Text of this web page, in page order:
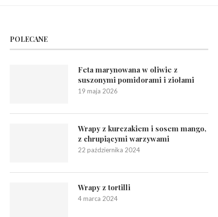
POLECANE
Feta marynowana w oliwie z
suszonymi pomidorami i ziołami
19 maja 2026
Wrapy z kurczakiem i sosem mango,
z chrupiącymi warzywami
22 października 2024
Wrapy z tortilli
4 marca 2024